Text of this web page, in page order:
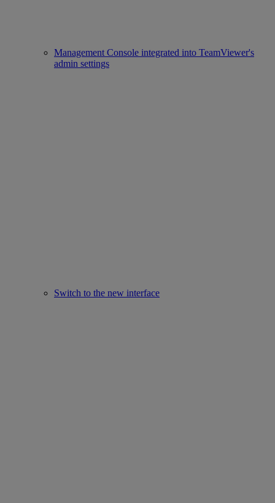
Management Console integrated into TeamViewer's
admin settings
Switch to the new interface